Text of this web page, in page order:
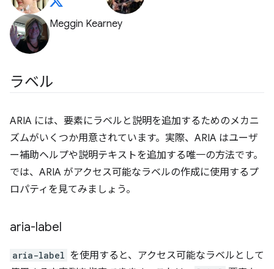
Meggin Kearney
ラベル
ARIA には、要素にラベルと説明を追加するためのメカニ
ズムがいくつか用意されています。実際、ARIA はユーザ
ー補助ヘルプや説明テキストを追加する唯一の方法です。
では、ARIA がアクセス可能なラベルの作成に使用するプ
ロパティを見てみましょう。
aria-label
aria-label を使用すると、アクセス可能なラベルとして